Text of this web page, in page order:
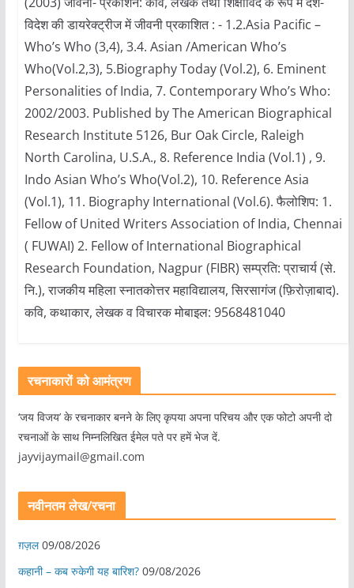
विदेश की डायरेक्ट्रीज में जीवनी प्रकाशित : - 1.2.Asia Pacific –
Who’s Who (3,4), 3.4. Asian /American Who’s
Who(Vol.2,3), 5.Biography Today (Vol.2), 6. Eminent
Personalities of India, 7. Contemporary Who’s Who:
2002/2003. Published by The American Biographical
Research Institute 5126, Bur Oak Circle, Raleigh
North Carolina, U.S.A., 8. Reference India (Vol.1) , 9.
Indo Asian Who’s Who(Vol.2), 10. Reference Asia
(Vol.1), 11. Biography International (Vol.6). फैलोशिप: 1.
Fellow of United Writers Association of India, Chennai
( FUWAI) 2. Fellow of International Biographical
Research Foundation, Nagpur (FIBR) सम्प्रति: प्राचार्य (से.
नि.), राजकीय महिला स्नातकोत्तर महाविद्यालय, सिरसागंज (फ़िरोज़ाबाद).
कवि, कथाकार, लेखक व विचारक मोबाइल: 9568481040
रचनाकारों को आमंत्रण
‘जय विजय’ के रचनाकार बनने के लिए कृपया अपना परिचय और एक फोटो अपनी दो
रचनाओं के साथ निम्नलिखित ईमेल पते पर हमें भेज दें.
jayvijaymail@gmail.com
नवीनतम लेख/रचना
ग़ज़ल 09/08/2026
कहानी – कब रुकेगी यह बारिश? 09/08/2026